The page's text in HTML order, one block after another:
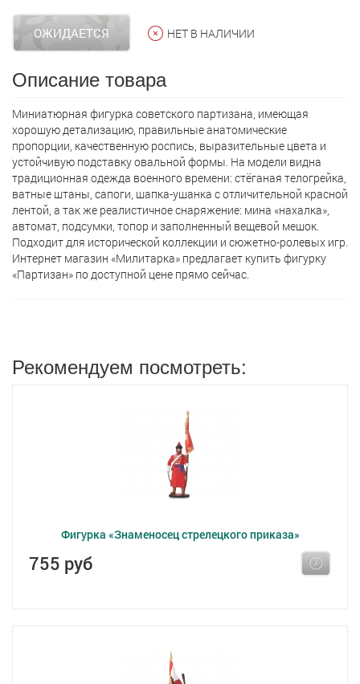
ОЖИДАЕТСЯ НЕТ В НАЛИЧИИ
Описание товара
Миниатюрная фигурка советского партизана, имеющая
хорошую детализацию, правильные анатомические
пропорции, качественную роспись, выразительные цвета и
устойчивую подставку овальной формы. На модели видна
традиционная одежда военного времени: стёганая телогрейка,
ватные штаны, сапоги, шапкa-ушанка с отличительной красной
лентой, а так же реалистичное снаряжение: мина «нахалка»,
автомат, подсумки, топор и заполненный вещевой мешок.
Подходит для исторической коллекции и сюжетно-ролевых игр.
Интернет магазин «Милитарка» предлагает кyпить фигурку
«Партизан» по доступной цене прямо сейчас.
Рекомендуем посмотреть:
Фигурка «Знаменосец стрелецкого приказа»
755 руб